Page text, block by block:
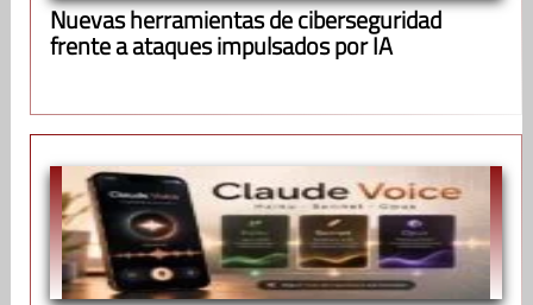
Nuevas herramientas de ciberseguridad
frente a ataques impulsados por IA